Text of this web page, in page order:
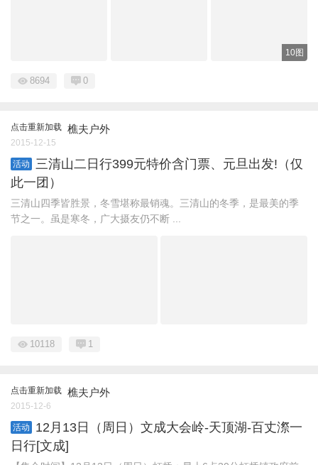
10图
8694 0
点击重新加载 樵夫户外
2015-12-15
活动
三清山二日行399元特价含门票、元旦出发!（仅
此一团）
三清山四季皆胜景，冬雪堪称最销魂。三清山的冬季，是最美的季
节之一。虽是寒冬，广大摄友仍不断 ...
10118 1
点击重新加载 樵夫户外
2015-12-6
活动
12月13日（周日）文成大会岭-天顶湖-百丈漈一
日行[文成]